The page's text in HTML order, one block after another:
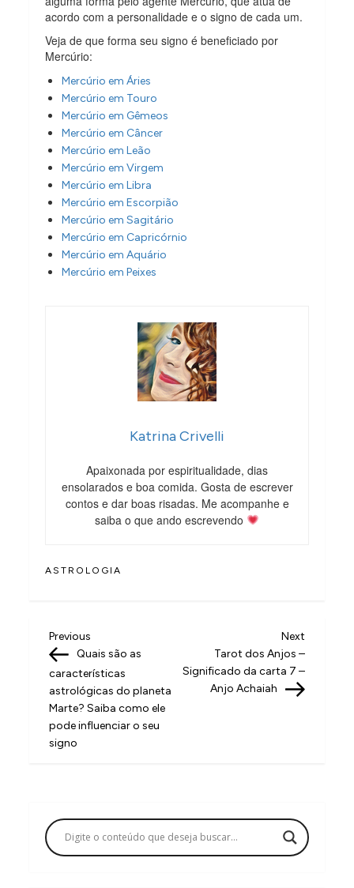
acordo com a personalidade e o signo de cada um.
Veja de que forma seu signo é beneficiado por
Mercúrio:
Mercúrio em Áries
Mercúrio em Touro
Mercúrio em Gêmeos
Mercúrio em Câncer
Mercúrio em Leão
Mercúrio em Virgem
Mercúrio em Libra
Mercúrio em Escorpião
Mercúrio em Sagitário
Mercúrio em Capricórnio
Mercúrio em Aquário
Mercúrio em Peixes
Katrina Crivelli
Apaixonada por espiritualidade, dias
ensolarados e boa comida. Gosta de escrever
contos e dar boas risadas. Me acompanhe e
saiba o que ando escrevendo
ASTROLOGIA
N
a
v
e
g
ã
o
Previous
Post
Previous
Quais são as
características
astrológicas do planeta
Marte? Saiba como ele
pode influenciar o seu
signo
Next
Post
Next
Tarot dos Anjos –
Significado da carta 7 –
Anjo Achaiah